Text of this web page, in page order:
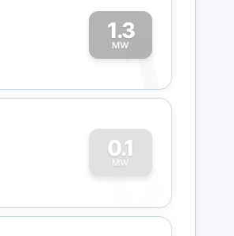
1.3
MW
1
0.1
MW
0